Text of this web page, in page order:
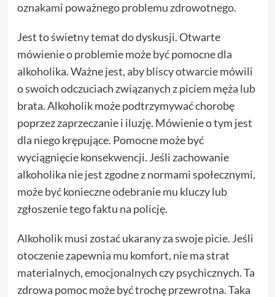
oznakami poważnego problemu zdrowotnego.
Jest to świetny temat do dyskusji. Otwarte
mówienie o problemie może być pomocne dla
alkoholika. Ważne jest, aby bliscy otwarcie mówili
o swoich odczuciach związanych z piciem męża lub
brata. Alkoholik może podtrzymywać chorobę
poprzez zaprzeczanie i iluzję. Mówienie o tym jest
dla niego krępujące. Pomocne może być
wyciągnięcie konsekwencji. Jeśli zachowanie
alkoholika nie jest zgodne z normami społecznymi,
może być konieczne odebranie mu kluczy lub
zgłoszenie tego faktu na policję.
Alkoholik musi zostać ukarany za swoje picie. Jeśli
otoczenie zapewnia mu komfort, nie ma strat
materialnych, emocjonalnych czy psychicznych. Ta
zdrowa pomoc może być trochę przewrotna. Taka